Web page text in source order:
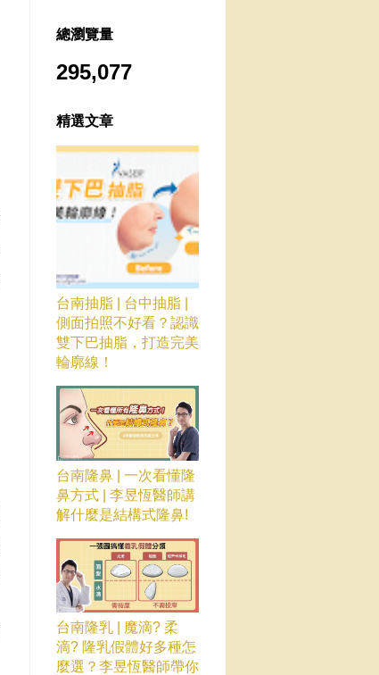
總瀏覽量
295,077
精選文章
台南抽脂 | 台中抽脂 |
側面拍照不好看？認識
雙下巴抽脂，打造完美
輪廓線！
台南隆鼻 | 一次看懂隆
鼻方式 | 李昱恆醫師講
解什麼是結構式隆鼻!
台南隆乳 | 魔滴? 柔
滴? 隆乳假體好多種怎
麼選？李昱恆醫師帶你